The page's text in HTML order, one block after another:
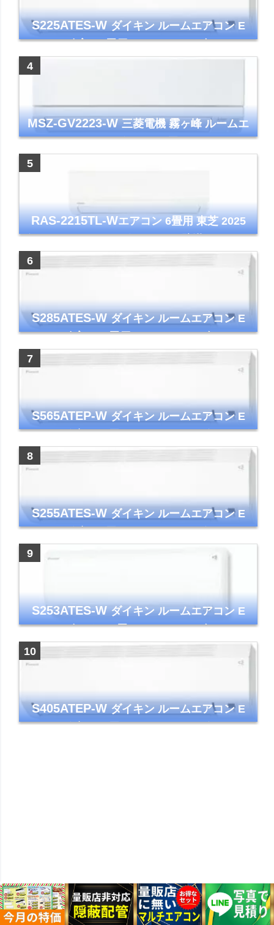
S225ATES-Wダイキン ルームエアコン E
シリーズ 主に6畳用 ホワイト 2025年モデル
MSZ-GV2223-W三菱電機 霧ヶ峰 ルームエ
アコン GVシリーズ おもに6畳用 ピュアホワ
RAS-2215TL-Wエアコン 6畳用 東芝 2025
年モデル TLシリーズ ホワイト 壁掛け クーラ
ー コンパクト 清潔
S285ATES-Wダイキン ルームエアコン E
シリーズ 主に10畳用 ホワイト 2025年モデル
コンパクトモデル ストリーマ
S565ATEP-Wダイキン ルームエアコン E
シリーズ 主に18畳用 ホワイト 2025年モデル
コンパクトモデル ストリーマ
S255ATES-Wダイキン ルームエアコン E
シリーズ 主に8畳用 ホワイト 2025年モデル
S253ATES-Wダイキン ルームエアコン E
シリーズ おもに8畳 ホワイト 2023年モデル
ストリーマ
S405ATEP-Wダイキン ルームエアコン E
シリーズ 主に14畳用 ホワイト 2025年モデル